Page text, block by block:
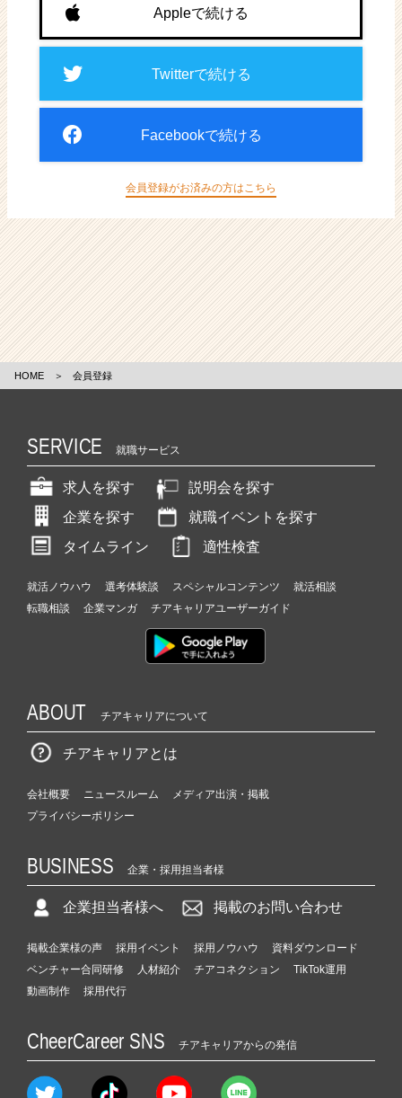
サ
ト
ア
キ
リ
ア
Appleで続ける
Twitterで続ける
Facebookで続ける
会員登録がお済みの方はこちら
HOME ＞ 会員登録
SERVICE 就職サービス
求人を探す
説明会を探す
企業を探す
就職イベントを探す
タイムライン
適性検査
就活ノウハウ 選考体験談 スペシャルコンテンツ
就活相談
転職相談
企業マンガ チアキャリアユーザーガイド
ABOUT チアキャリアについて
チアキャリアとは
会社概要 ニュースルーム
メディア出演・掲載
プライバシーポリシー
BUSINESS 企業・採用担当者様
企業担当者様へ 掲載のお問い合わせ
掲載企業様の声 採用イベント 採用ノウハウ
資料ダウンロード
ベンチャー合同研修
人材紹介 チアコネクション
TikTok運用
動画制作
採用代行
CheerCareer SNS チアキャリアからの発信